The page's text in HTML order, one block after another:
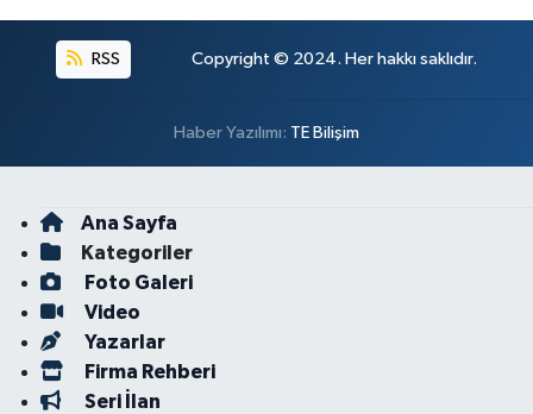
RSS Copyright © 2024. Her hakkı saklıdır.
Haber Yazılımı: TE Bilişim
Ana Sayfa
Kategoriler
Foto Galeri
Video
Yazarlar
Firma Rehberi
Seri İlan